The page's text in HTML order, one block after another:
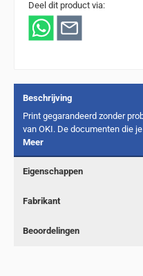
Deel dit product via:
Beschrijving
Print gegarandeerd zonder
van OKI. De documenten die
Meer
Eigenschappen
Fabrikant
Beoordelingen